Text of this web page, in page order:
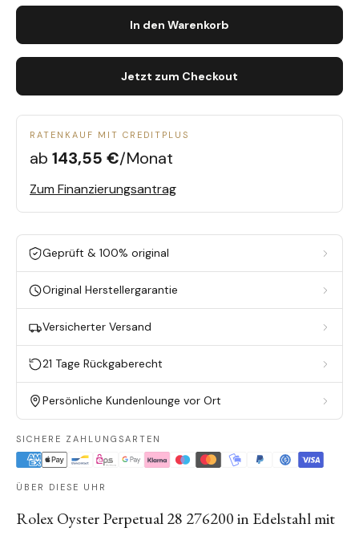
In den Warenkorb
Jetzt zum Checkout
RATENKAUF MIT CREDITPLUS
ab 143,55 €/Monat
Zum Finanzierungsantrag
Geprüft & 100% original
Original Herstellergarantie
Versicherter Versand
21 Tage Rückgaberecht
Persönliche Kundenlounge vor Ort
SICHERE ZAHLUNGSARTEN
ÜBER DIESE UHR
Rolex Oyster Perpetual 28 276200 in Edelstahl mit